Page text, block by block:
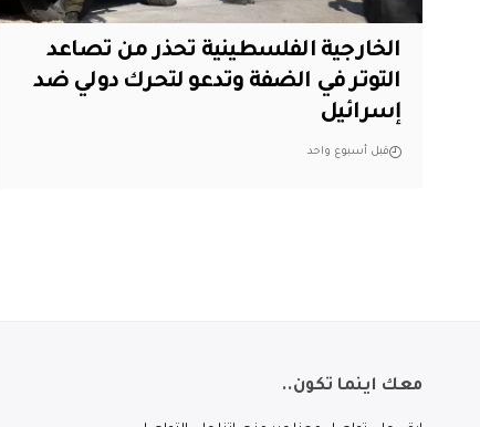
الخارجية الفلسطينية تحذر من تصاعد
التوتر في الضفة وتدعو لتحرك دولي ضد
إسرائيل
قبل أسبوع واحد
معك اينما تكون..